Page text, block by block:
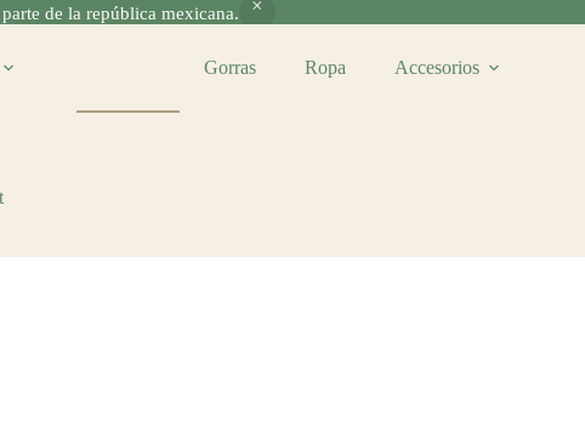
de la república mexicana.
Gorras Ropa Accesorios